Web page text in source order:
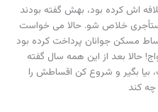
اش کرده بود، بهش گفته بودند
از مستأجری خلاص شو. حالا می خواست
مسکن جوانان پرداخت کرده بود
حالا بعد از این همه سال گفته
است، بیا بگیر و شروع کن اقساطش را